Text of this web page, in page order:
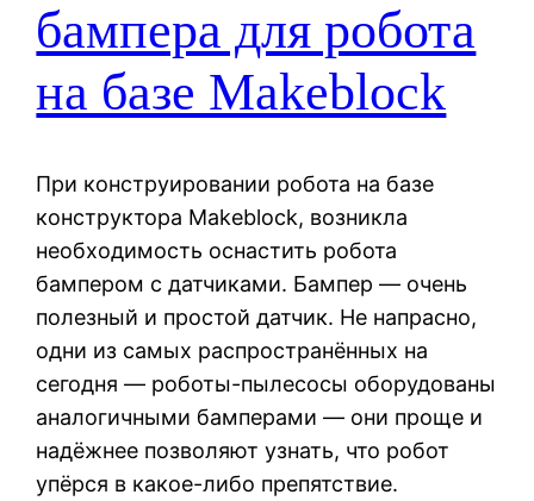
бампера для робота
на базе Makeblock
При конструировании робота на базе
конструктора Makeblock, возникла
необходимость оснастить робота
бампером с датчиками. Бампер — очень
полезный и простой датчик. Не напрасно,
одни из самых распространённых на
сегодня — роботы-пылесосы оборудованы
аналогичными бамперами — они проще и
надёжнее позволяют узнать, что робот
упёрся в какое-либо препятствие.